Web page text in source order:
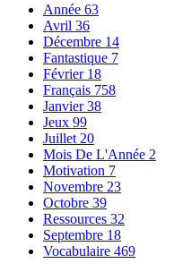
Année 63
Avril 36
Décembre 14
Fantastique 7
Février 18
Français 758
Janvier38
Jeux 99
Juillet 20
Mois De L'Année 2
Motivation 7
Novembre 23
Octobre 39
Ressources 32
Septembre 18
Vocabulaire 469